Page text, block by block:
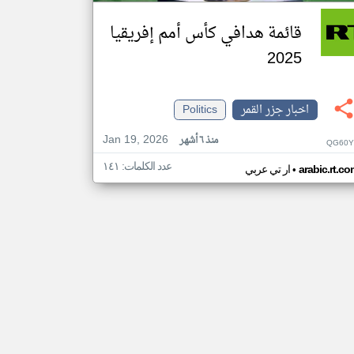
قائمة هدافي كأس أمم إفريقيا
2025
اخبار جزر القمر
Politics
Jan 19, 2026
منذ ٦ أشهر
ار تي عربي• عدد الكلمات: ١٤١